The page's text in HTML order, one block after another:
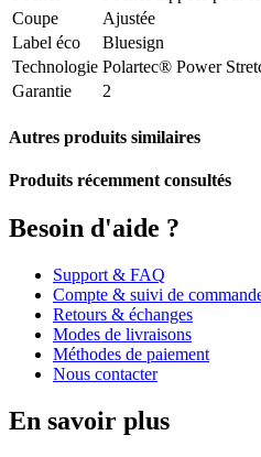
Coupe
Ajustée
Label éco
Bluesign
Technologie Polartec® Power
Garantie
2
Autres produits similaires
Produits récemment consultés
Besoin d'aide ?
Support & FAQ
Compte & suivi de
Retours & échanges
Modes de livraisons
Méthodes de paiement
Nous contacter
En savoir plus